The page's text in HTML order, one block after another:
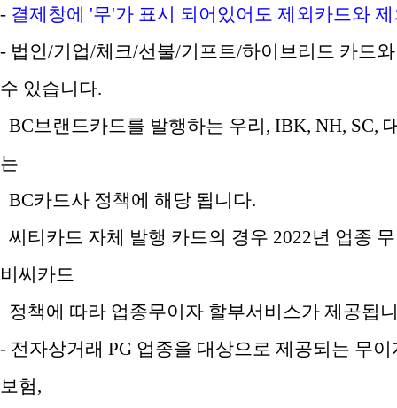
- 결제창에 '무'가 표시 되어있어도 제외카드와
- 법인/기업/체크/선불/기프트/하이브리드 카드
수 있습니다.
BC브랜드카드를 발행하는 우리, IBK, NH, SC,
는
BC카드사 정책에 해당 됩니다.
씨티카드 자체 발행 카드의 경우 2022년 업종
비씨카드
정책에 따라 업종무이자 할부서비스가 제공됩
- 전자상거래 PG 업종을 대상으로 제공되는 무
보험,